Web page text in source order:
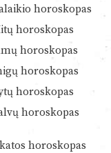
horoskopas
horoskopas
horoskopas
horoskopas
horoskopas
horoskopas
horoskopas